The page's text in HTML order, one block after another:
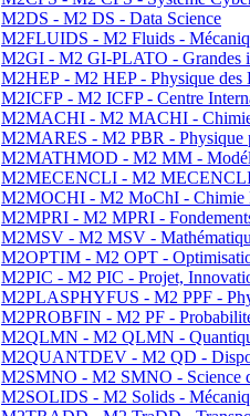
M2DS - M2 DS - Data Science
M2FLUIDS - M2 Fluids -
M2GI - M2 GI-PLATO - Grandes
M2HEP - M2 HEP - Physique des
M2ICFP - M2 ICFP - Centre
M2MACHI - M2 MACHI - Chimie
M2MARES - M2 PBR - Physique
M2MATHMOD - M2 MM -
M2MECENCLI - M2 MECENCLI
M2MOCHI - M2 MoChI - Chimie
M2MPRI - M2 MPRI -
M2MSV - M2 MSV -
M2OPTIM - M2 OPT -
M2PIC - M2 PIC - Projet,
M2PLASPHYFUS - M2 PPF -
M2PROBFIN - M2 PF -
M2QLMN - M2 QLMN -
M2QUANTDEV - M2 QD -
M2SMNO - M2 SMNO - Science
M2SOLIDS - M2 Solids -